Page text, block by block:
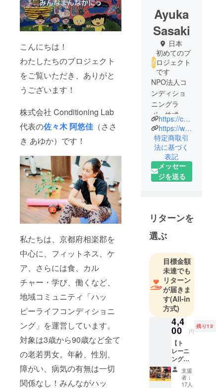
こんにちは！
わたしたちのプロジェクト
をご覧いただき、ありがと
うございます！
株式会社 Conditioning Lab
代表の佐々木 阿悠佳 （ささ
き あゆか）です！
私たちは、京都府相楽郡を
中心に、フィットネス、ケ
ア、さらには食、カル
チャー・学び、働くなど、
地域コミュニティ「ハッ
ピーライフコンディショニ
ング」を運営しています。
対象は3歳から90歳など全て
の老若男女。年齢、性別、
障がい、病気の有無は一切
関係なし！みんながハッ
Ayuka
Sasaki
日本
初めてのプ
ロジェクト
です
NPO法人コ
ンディショ
ニングラ
ボ・株式会
社
Conditioning
Lab
私たちは、
子どもから
高齢者、障
年齢層に応
じたトレー
ニングや機
業として行
い、地域住
民の基礎体
力向上、健
康の保持増
進、介護予
防に寄与す
ることを目
的としてい
ます。さら
に、指導者
の育成と資
https://conditioninglab.co.jp/
https://www.instagram.com/conditioning_lab_cafe/
特定商取引
法に基づく
表記
メッセー
ジを送る
リターンを
選ぶ
目標金額
未達でも
リターン
が届きま
す(All-in
方式)
4,4
00 円
残り13
【ト
レーニ
ング体
験】 サ
スペン
ション
支援
者：
17人